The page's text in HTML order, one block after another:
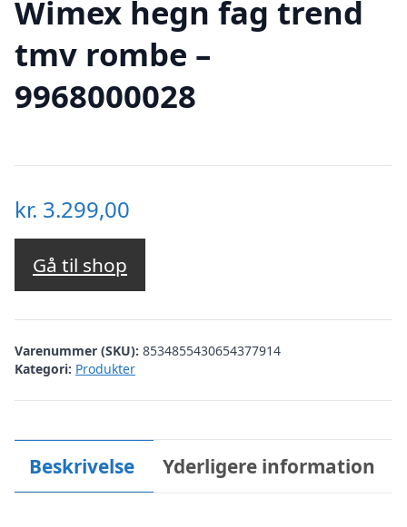
Wimex hegn fag trend
tmv rombe –
9968000028
kr. 3.299,00
Gå til shop
Varenummer (SKU): 8534855430654377914
Kategori: Produkter
Beskrivelse Yderligere information